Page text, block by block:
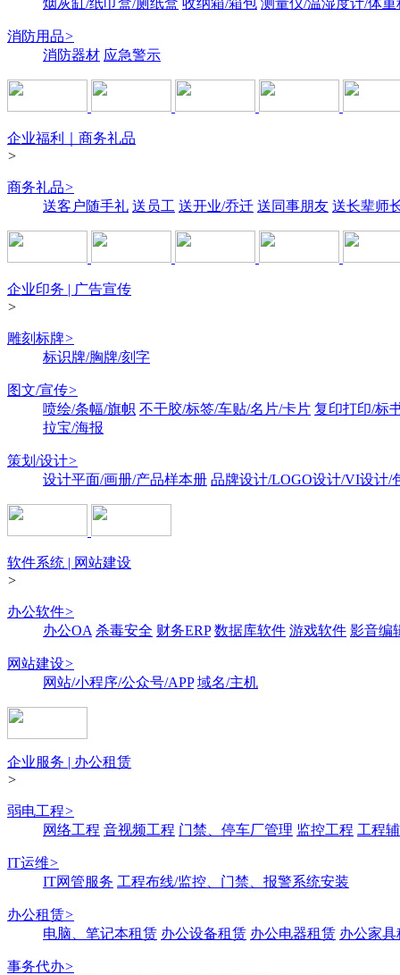
烟灰缸/纸巾盒/厕纸盒 收纳箱/箱包 测量仪/温湿度计/体重
消防用品>
消防器材 应急警示
企业福利｜商务礼品
>
商务礼品>
送客户随手礼 送员工 送开业/乔迁 送同事朋友 送长辈师
企业印务 | 广告宣传
>
雕刻标牌>
标识牌/胸牌/刻字
图文/宣传>
喷绘/条幅/旗帜 不干胶/标签/车贴/名片/卡片 复印打印/标
拉宝/海报
策划/设计>
设计平面/画册/产品样本册 品牌设计/LOGO设计/VI设计/
软件系统 | 网站建设
>
办公软件>
办公OA 杀毒安全 财务ERP 数据库软件 游戏软件 影音编
网站建设>
网站/小程序/公众号/APP 域名/主机
企业服务 | 办公租赁
>
弱电工程>
网络工程 音视频工程 门禁、停车厂管理 监控工程 工程
IT运维>
IT网管服务 工程布线/监控、门禁、报警系统安装
办公租赁>
电脑、笔记本租赁 办公设备租赁 办公电器租赁 办公家具
事务代办>